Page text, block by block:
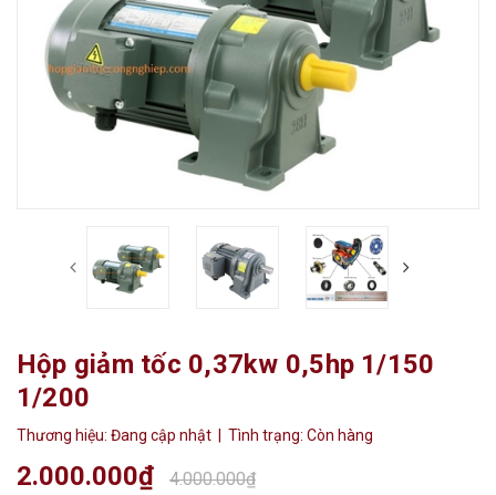
Hộp giảm tốc 0,37kw 0,5hp 1/150
1/200
Thương hiệu: Đang cập nhật | Tình trạng: Còn hàng
2.000.000₫ 4.000.000₫